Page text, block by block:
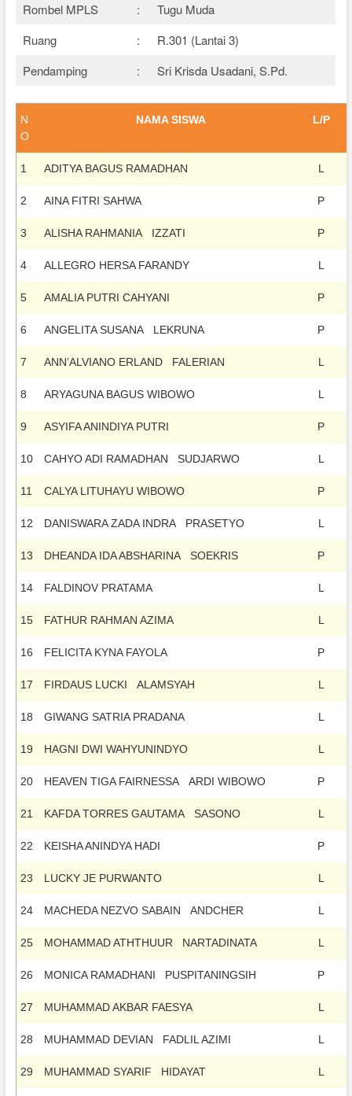
Rombel MPLS
:
Tugu Muda
Ruang
:
R.301 (Lantai 3)
Pendamping
: Sri Krisda Usadani, S.Pd.
N
O
NAMA SISWA L/P
1 ADITYA BAGUS RAMADHAN L
2 AINA FITRI SAHWA P
3 ALISHA RAHMANIA IZZATI P
4 ALLEGRO HERSA FARANDY L
5 AMALIA PUTRI CAHYANI P
6 ANGELITA SUSANA LEKRUNA P
7 ANN’ALVIANO ERLAND FALERIAN L
8 ARYAGUNA BAGUS WIBOWO L
9 ASYIFA ANINDIYA PUTRI P
10 CAHYO ADI RAMADHAN SUDJARWO L
11 CALYA LITUHAYU WIBOWO P
12 DANISWARA ZADA INDRA PRASETYO L
13 DHEANDA IDA ABSHARINA SOEKRIS P
14 FALDINOV PRATAMA L
15 FATHUR RAHMAN AZIMA L
16 FELICITA KYNA FAYOLA P
17 FIRDAUS LUCKI ALAMSYAH L
18 GIWANG SATRIA PRADANA L
19 HAGNI DWI WAHYUNINDYO L
20 HEAVEN TIGA FAIRNESSA ARDI WIBOWO P
21 KAFDA TORRES GAUTAMA SASONO L
22 KEISHA ANINDYA HADI P
23 LUCKY JE PURWANTO L
24 MACHEDA NEZVO SABAIN ANDCHER L
25 MOHAMMAD ATHTHUUR NARTADINATA L
26 MONICA RAMADHANI PUSPITANINGSIH P
27 MUHAMMAD AKBAR FAESYA L
28 MUHAMMAD DEVIAN FADLIL AZIMI L
29 MUHAMMAD SYARIF HIDAYAT L